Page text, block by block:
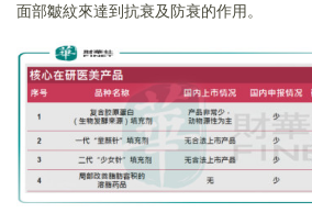
面部皺紋來達到抗衰及防衰的作用。